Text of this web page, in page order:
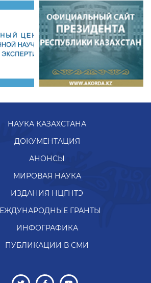
НАУКА КАЗАХСТАНА
ДОКУМЕНТАЦИЯ
АНОНСЫ
МИРОВАЯ НАУКА
ИЗДАНИЯ НЦГНТЭ
ГРАНТЫ
ИНФОГРАФИКА
ПУБЛИКАЦИИ В СМИ